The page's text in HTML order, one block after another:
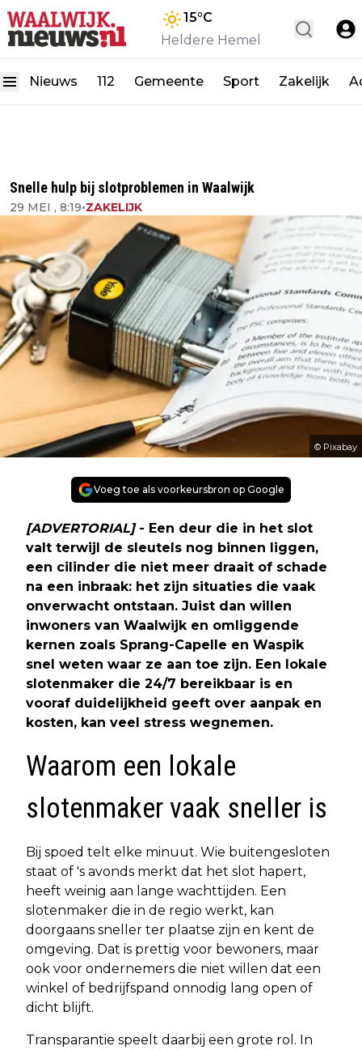
15°C
Heldere Hemel
Nieuws 112 Gemeente Sport Zakelijk
Snelle hulp bij slotproblemen in Waalwijk
29 MEI , 8:19•ZAKELIJK
© Pixabay
Voeg toe als voorkeursbron op Google
[ADVERTORIAL]- Een deur die in het slot
valt terwijl de sleutels nog binnen liggen,
een cilinder die niet meer draait of schade
na een inbraak: het zijn situaties die vaak
onverwacht ontstaan. Juist dan willen
inwoners van Waalwijk en omliggende
kernen zoals Sprang-Capelle en Waspik
snel weten waar ze aan toe zijn. Een lokale
slotenmaker die 24/7 bereikbaar is en
vooraf duidelijkheid geeft over aanpak en
kosten, kan veel stress wegnemen.
Waarom een lokale
slotenmaker vaak sneller is
Bij spoed telt elke minuut. Wie buitengesloten
staat of 's avonds merkt dat het slot hapert,
heeft weinig aan lange wachttijden. Een
slotenmaker die in de regio werkt, kan
doorgaans sneller ter plaatse zijn en kent de
omgeving. Dat is prettig voor bewoners, maar
ook voor ondernemers die niet willen dat een
winkel of bedrijfspand onnodig lang open of
dicht blijft.
Transparantie speelt daarbij een grote rol. In